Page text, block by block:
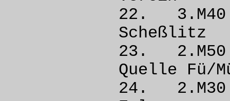
22.
23.
Quelle
24.